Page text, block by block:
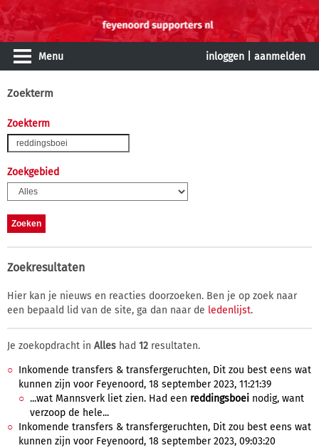
Menu inloggen aanmelden
Zoekterm
Zoekterm
Zoekgebied
Zoekresultaten
Hier kan je nieuws en reacties doorzoeken. Ben je op zoek naar
een bepaald lid van de site, ga dan naar de ledenlijst.
Je zoekopdracht in Alles had 12 resultaten.
Inkomende transfers & transfergeruchten, Dit zou best eens wat
kunnen zijn voor Feyenoord, 18 september 2023, 11:21:39
...wat Mannsverk liet zien. Had een reddingsboei nodig, want
verzoop de hele...
Inkomende transfers & transfergeruchten, Dit zou best eens wat
kunnen zijn voor Feyenoord, 18 september 2023, 09:03:20